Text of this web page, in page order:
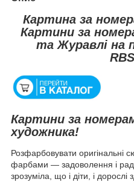
Картина за
Картини за
та Журавлі на
Картини за
художника!
Розфарбовувати оригінальні
фарбами — задоволення і
зрозуміла, що і діти, і